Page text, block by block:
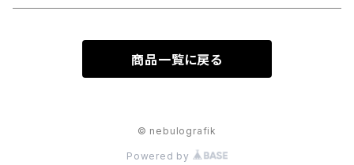
商品一覧に戻る
© nebulografik
Powered by